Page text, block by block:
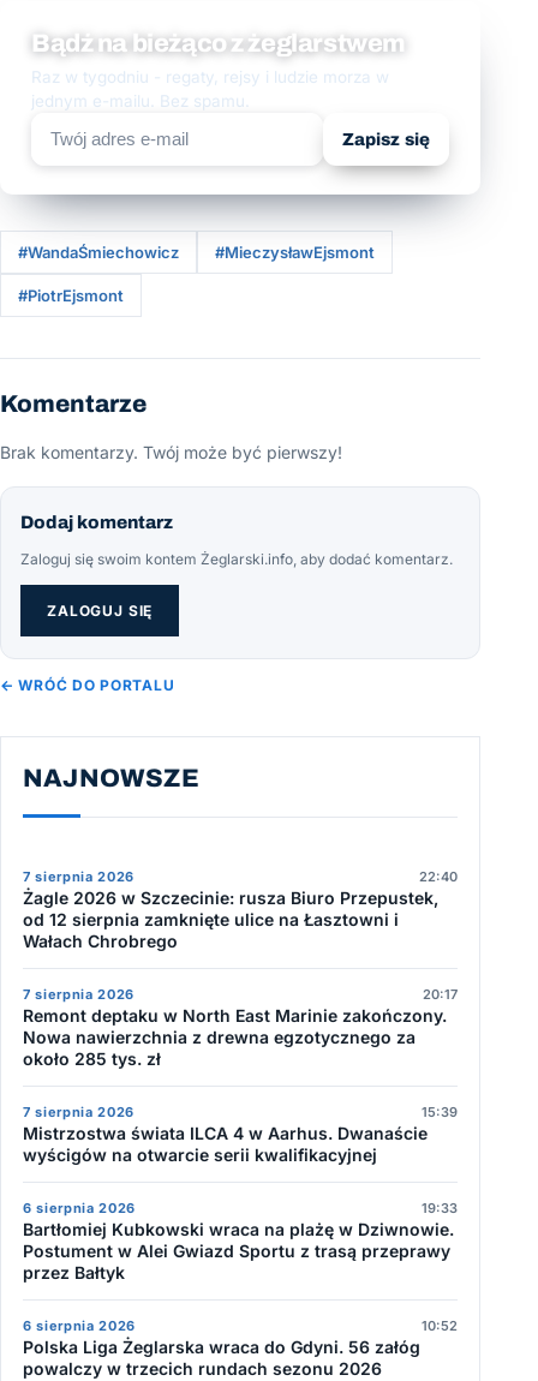
Bądź na bieżąco z żeglarstwem
Raz w tygodniu - regaty, rejsy i ludzie morza w
jednym e-mailu. Bez spamu.
Zapisz się
#WandaŚmiechowicz #MieczysławEjsmont
#PiotrEjsmont
Komentarze
Brak komentarzy. Twój może być pierwszy!
Dodaj komentarz
Zaloguj się swoim kontem Żeglarski.info, aby dodać komentarz.
ZALOGUJ SIĘ
← WRÓĆ DO PORTALU
NAJNOWSZE
7 sierpnia 2026 22:40
Żagle 2026 w Szczecinie: rusza Biuro Przepustek,
od 12 sierpnia zamknięte ulice na Łasztowni i
Wałach Chrobrego
7 sierpnia 2026 20:17
Remont deptaku w North East Marinie zakończony.
Nowa nawierzchnia z drewna egzotycznego za
około 285 tys. zł
7 sierpnia 2026 15:39
Mistrzostwa świata ILCA 4 w Aarhus. Dwanaście
wyścigów na otwarcie serii kwalifikacyjnej
6 sierpnia 2026 19:33
Bartłomiej Kubkowski wraca na plażę w Dziwnowie.
Postument w Alei Gwiazd Sportu z trasą przeprawy
przez Bałtyk
6 sierpnia 2026 10:52
Polska Liga Żeglarska wraca do Gdyni. 56 załóg
powalczy w trzecich rundach sezonu 2026